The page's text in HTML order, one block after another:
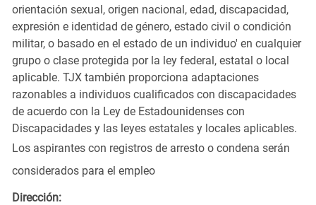
orientación sexual, origen nacional, edad, discapacidad,
expresión e identidad de género, estado civil o condición
militar, o basado en el estado de un individuo' en cualquier
grupo o clase protegida por la ley federal, estatal o local
aplicable. TJX también proporciona adaptaciones
razonables a individuos cualificados con discapacidades
de acuerdo con la Ley de Estadounidenses con
Discapacidades y las leyes estatales y locales aplicables.
Los aspirantes con registros de arresto o condena serán
considerados para el empleo
Dirección: